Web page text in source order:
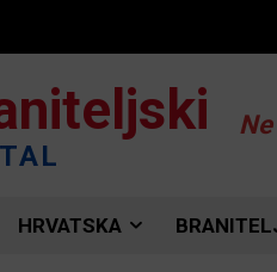
HRVATSKA